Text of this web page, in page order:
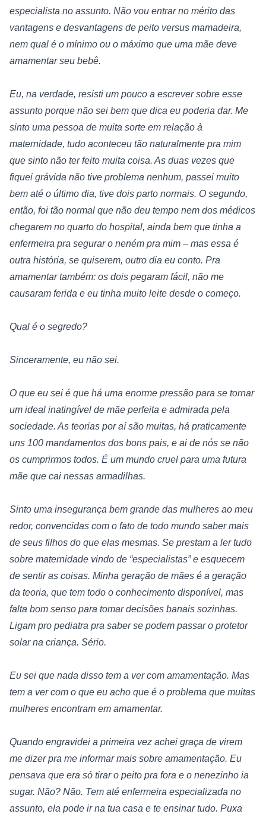
especialista no assunto. Não vou entrar no mérito das
vantagens e desvantagens de peito versus mamadeira,
nem qual é o mínimo ou o máximo que uma mãe deve
amamentar seu bebê.
Eu, na verdade, resisti um pouco a escrever sobre esse
assunto porque não sei bem que dica eu poderia dar. Me
sinto uma pessoa de muita sorte em relação à
maternidade, tudo aconteceu tão naturalmente pra mim
que sinto não ter feito muita coisa. As duas vezes que
fiquei grávida não tive problema nenhum, passei muito
bem até o último dia, tive dois parto normais. O segundo,
então, foi tão normal que não deu tempo nem dos médicos
chegarem no quarto do hospital, ainda bem que tinha a
enfermeira pra segurar o neném pra mim – mas essa é
outra história, se quiserem, outro dia eu conto. Pra
amamentar também: os dois pegaram fácil, não me
causaram ferida e eu tinha muito leite desde o começo.
Qual é o segredo?
Sinceramente, eu não sei.
O que eu sei é que há uma enorme pressão para se tornar
um ideal inatingível de mãe perfeita e admirada pela
sociedade. As teorias por aí são muitas, há praticamente
uns 100 mandamentos dos bons pais, e ai de nós se não
os cumprirmos todos. É um mundo cruel para uma futura
mãe que cai nessas armadilhas.
Sinto uma insegurança bem grande das mulheres ao meu
redor, convencidas com o fato de todo mundo saber mais
de seus filhos do que elas mesmas. Se prestam a ler tudo
sobre maternidade vindo de “especialistas” e esquecem
de sentir as coisas. Minha geração de mães é a geração
da teoria, que tem todo o conhecimento disponível, mas
falta bom senso para tomar decisões banais sozinhas.
Ligam pro pediatra pra saber se podem passar o protetor
solar na criança. Sério.
Eu sei que nada disso tem a ver com amamentação. Mas
tem a ver com o que eu acho que é o problema que muitas
mulheres encontram em amamentar.
Quando engravidei a primeira vez achei graça de virem
me dizer pra me informar mais sobre amamentação. Eu
pensava que era só tirar o peito pra fora e o nenezinho ia
sugar. Não? Não. Tem até enfermeira especializada no
assunto, ela pode ir na tua casa e te ensinar tudo. Puxa